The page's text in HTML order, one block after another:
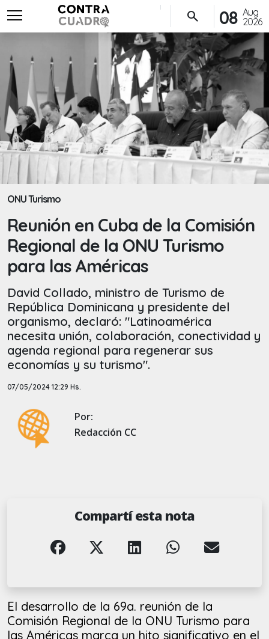
menu
Aug
2026
08
search
ONU Turismo
Reunión en Cuba de la Comisión
Regional de la ONU Turismo
para las Américas
David Collado, ministro de Turismo de
República Dominicana y presidente del
organismo, declaró: "Latinoamérica
necesita unión, colaboración, conectividad y
agenda regional para regenerar sus
economías y su turismo".
07/05/2024 12:29 Hs.
Por:
Redacción CC
Compartí esta nota
El desarrollo de la 69a. reunión de la
Comisión Regional de la ONU Turismo para
las Américas marca un hito significativo en el